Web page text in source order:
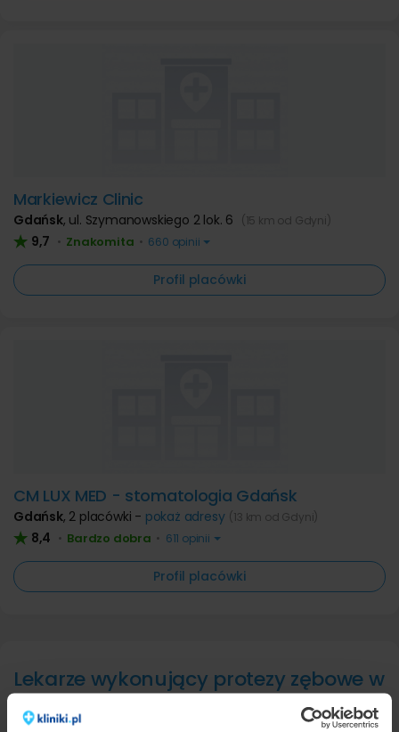
Markiewicz Clinic
Gdańsk, ul. Szymanowskiego 2 lok. 6 (15 km od Gdyni)
9,7 • Znakomita • 660 opinii
Profil placówki
CM LUX MED - stomatologia Gdańsk
Gdańsk, 2 placówki - pokaż adresy (13 km od Gdyni)
8,4 • Bardzo dobra • 611 opinii
Profil placówki
Lekarze wykonujący protezy zębowe w
Gdyni